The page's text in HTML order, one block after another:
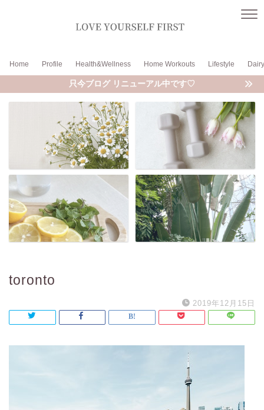
Home Profile Health&Wellness Home Workouts Lifestyle Dairy
只今ブログ リニューアル中です♡
toronto
2019年12月15日